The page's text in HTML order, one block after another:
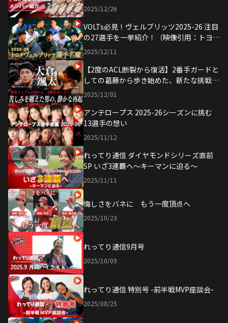
2025/12/26
VOLTs必見！ヴェルブリッツ2025-26 注目
の27選手を一挙紹介！（映像引用：トヨタ
ヴェルブリッツ 公式YouTubeチャンネ
2025/12/11
【2度のACL断裂から復活】2番手ガードと
しての葛藤から歩き始めた、新たな挑戦の
道。大倉颯太 独占密着ドキュメンタリー
2025/12/01
アンテロープス 2025-26シーズンに挑む
13選手の想い
2025/11/12
れってり通信 ダイヤモンドシリーズ直前
SP いざ3連覇へ〜キーマンに迫る〜
2025/11/11
悔しさをバネに もう一度頂点へ
2025/10/23
れってり通信9月号
2025/10/09
れってり通信 特別号 -前半戦MVP座談会-
2025/08/25